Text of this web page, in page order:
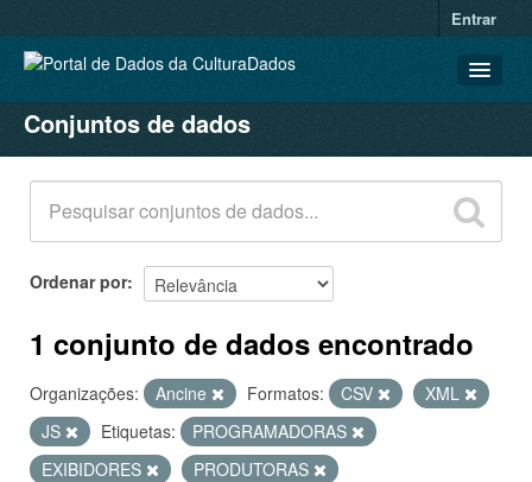
Entrar
CONJUNTOS DE DADOS
ORGANIZAÇÕES
GRUPOS
SOBRE
Conjuntos de dados
Ordenar por
1 conjunto de dados encontrado
Organizações: Ancine Formatos: CSV
XML
JS
Etiquetas:
PROGRAMADORAS
EXIBIDORES
PRODUTORAS